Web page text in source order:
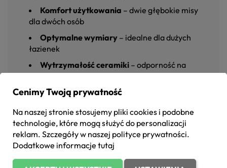
Komfort użytkowania – dwie głębokie misy
dla dwóch osób
Optymalne wymiary – idealne dla dużych
łazienek
Wytrzymałość ceramiki – odporność na
wodę, kurz i codzienne użytkowanie
estetyce i funkcjonalności:gładkie linieeliminują
zakamarki, aprecyzyjne otworyułatwiają
montaż akcesoriów. To nie tylko umywalka – to
statement w Twoim domu.
Zamów dziś!Pozwól COMAD Meble przekonać
Cenimy Twoją prywatność
Na naszej stronie stosujemy pliki cookies i podobne
technologie, które mogą służyć do personalizacji
reklam. Szczegóły w naszej polityce prywatności.
Dodatkowe informacje tutaj